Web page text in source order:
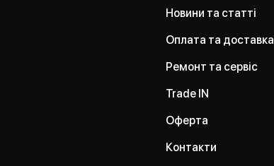
Новини та статті
Оплата та доставка
Ремонт та сервіс
Trade IN
Оферта
Контакти